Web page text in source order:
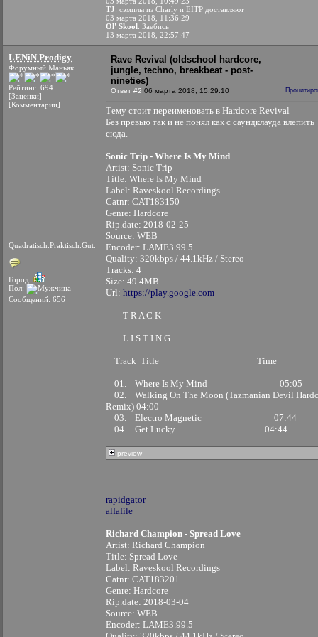
TJ: сэмплы из Charly и EITP доставляют
03 марта 2018, 11:36:29
Ol' Skool: Заебись
13 марта 2018, 22:57:47
LENiN Prodigy
Форумный Маньяк
Рейтинг: 694
[Заценки]
[Комментарии]
Quadratisch.Praktisch.Gut.
Город:
Пол:
Сообщений: 656
Rave Revival (oldschool hardcore,
jungle, techno, breakbeat - post-
nineties)
Ответ #2 06 марта 2018, 15:29:10
Тему стоит переименовать в Hardcore Revival
Без превью так и не понял как с саундклауда влепить
сюда.
Sonic Trip - Where Is My Mind
Artist: Sonic Trip
Title: Where Is My Mind
Label: Raveskool Recordings
Catnr: CAT183150
Genre: Hardcore
Rip.date: 2018-02-25
Source: WEB
Encoder: LAME3.99.5
Quality: 320kbps / 44.1kHz / Stereo
Tracks: 4
Size: 49.4MB
Url: https://play.google.com
T R A C K
L I S T I N G
Track Title Time
01. Where Is My Mind 05:05
02. Walking On The Moon (Tazmanian Devil
Remix) 04:00
03. Electro Magnetic 07:44
04. Get Lucky 04:44
preview
rapidgator
alfafile
Richard Champion - Spread Love
Artist: Richard Champion
Title: Spread Love
Label: Raveskool Recordings
Catnr: CAT183201
Genre: Hardcore
Rip.date: 2018-03-04
Source: WEB
Encoder: LAME3.99.5